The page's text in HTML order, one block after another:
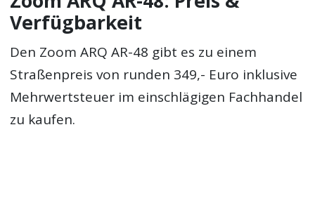
Verfügbarkeit
Den Zoom ARQ AR-48 gibt es zu einem
Straßenpreis von runden 349,- Euro inklusive
Mehrwertsteuer im einschlägigen Fachhandel
zu kaufen.